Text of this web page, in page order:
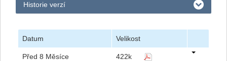
Historie verzí
Datum Velikost
Před 8 Měsíce 422k